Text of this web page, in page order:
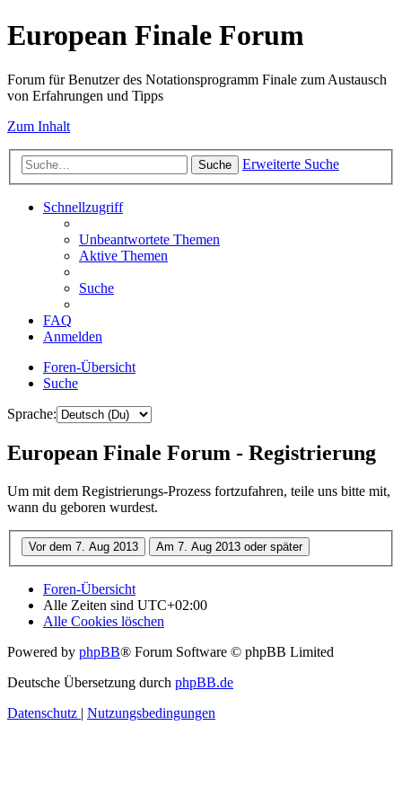
European Finale Forum
Forum für Benutzer des Notationsprogramm Finale zum Austausch
von Erfahrungen und Tipps
Zum Inhalt
Suche Erweiterte Suche
Schnellzugriff
Unbeantwortete Themen
Aktive Themen
Suche
FAQ
Anmelden
Foren-Übersicht
Suche
Sprache:
European Finale Forum - Registrierung
Um mit dem Registrierungs-Prozess fortzufahren, teile uns bitte mit,
wann du geboren wurdest.
Foren-Übersicht
Alle Zeiten sind UTC+02:00
Alle Cookies löschen
Powered by phpBB® Forum Software © phpBB Limited
Deutsche Übersetzung durch phpBB.de
Datenschutz | Nutzungsbedingungen